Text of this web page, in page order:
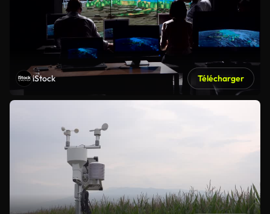
iStock Télécharger